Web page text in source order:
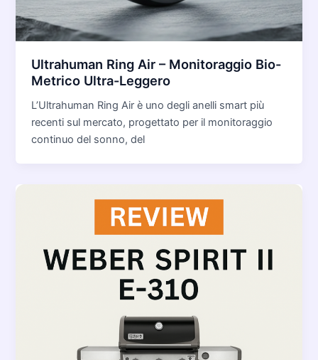
Ultrahuman Ring Air – Monitoraggio Bio-
Metrico Ultra-Leggero
L’Ultrahuman Ring Air è uno degli anelli smart più
recenti sul mercato, progettato per il monitoraggio
continuo del sonno, del